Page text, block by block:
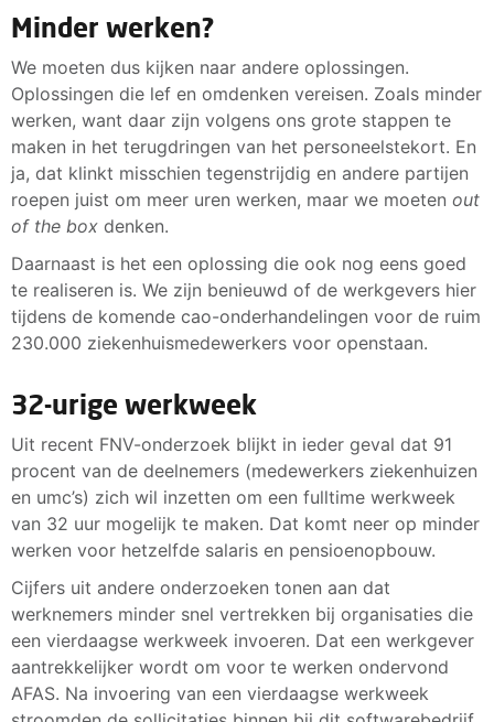
Minder werken?
We moeten dus kijken naar andere oplossingen.
Oplossingen die lef en omdenken vereisen. Zoals minder
werken, want daar zijn volgens ons grote stappen te
maken in het terugdringen van het personeelstekort. En
ja, dat klinkt misschien tegenstrijdig en andere partijen
roepen juist om meer uren werken, maar we moeten out
of the box denken.
Daarnaast is het een oplossing die ook nog eens goed
te realiseren is. We zijn benieuwd of de werkgevers hier
tijdens de komende cao-onderhandelingen voor de ruim
230.000 ziekenhuismedewerkers voor openstaan.
32-urige werkweek
Uit recent FNV-onderzoek blijkt in ieder geval dat 91
procent van de deelnemers (medewerkers ziekenhuizen
en umc’s) zich wil inzetten om een fulltime werkweek
van 32 uur mogelijk te maken. Dat komt neer op minder
werken voor hetzelfde salaris en pensioenopbouw.
Cijfers uit andere onderzoeken tonen aan dat
werknemers minder snel vertrekken bij organisaties die
een vierdaagse werkweek invoeren. Dat een werkgever
aantrekkelijker wordt om voor te werken ondervond
AFAS. Na invoering van een vierdaagse werkweek